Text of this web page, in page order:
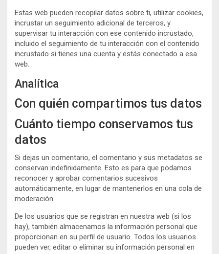
Estas web pueden recopilar datos sobre ti, utilizar cookies,
incrustar un seguimiento adicional de terceros, y
supervisar tu interacción con ese contenido incrustado,
incluido el seguimiento de tu interacción con el contenido
incrustado si tienes una cuenta y estás conectado a esa
web.
Analítica
Con quién compartimos tus datos
Cuánto tiempo conservamos tus
datos
Si dejas un comentario, el comentario y sus metadatos se
conservan indefinidamente. Esto es para que podamos
reconocer y aprobar comentarios sucesivos
automáticamente, en lugar de mantenerlos en una cola de
moderación.
De los usuarios que se registran en nuestra web (si los
hay), también almacenamos la información personal que
proporcionan en su perfil de usuario. Todos los usuarios
pueden ver, editar o eliminar su información personal en